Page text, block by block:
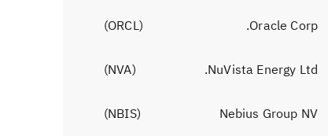
Oracle Corp.
(
ORCL
)
NuVista Energy Ltd.
(
NVA
)
Nebius Group NV
(
NBIS
)